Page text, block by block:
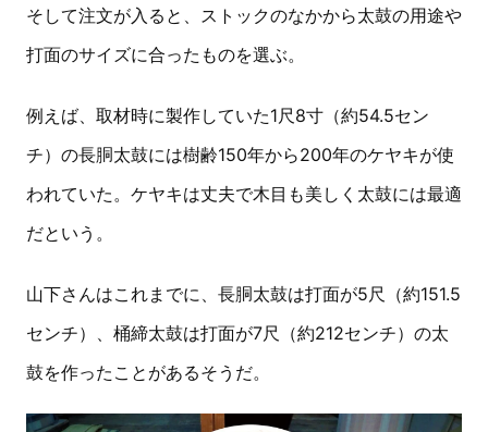
そして注文が入ると、ストックのなかから太鼓の用途や
打面のサイズに合ったものを選ぶ。
例えば、取材時に製作していた1尺8寸（約54.5セン
チ）の長胴太鼓には樹齢150年から200年のケヤキが使
われていた。ケヤキは丈夫で木目も美しく太鼓には最適
だという。
山下さんはこれまでに、長胴太鼓は打面が5尺（約151.5
センチ）、桶締太鼓は打面が7尺（約212センチ）の太
鼓を作ったことがあるそうだ。